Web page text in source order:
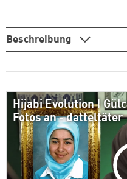
Beschreibung
Hijabi Evolution |
Fotos an - datteltäter